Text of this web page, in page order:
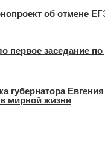
об отмене
первое заседание
губернатора
мирной жизни